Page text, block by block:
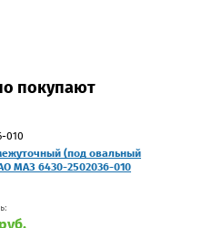
покупают
010
(под овальный
МАЗ 6430-2502036-010